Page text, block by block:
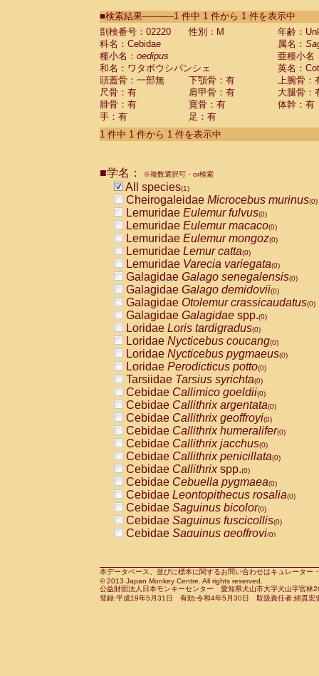
CebidaeSaguinus labiatus(0)
Cebidae Saguinus leucopus (0)
Cebidae
Cebidae
CebidaeSaguinus nigricollis (0)
Cebidae Saguinus oedipus
Cebidae Saguinus weddelli
Cebidae Saguinusspp.
Cebidae Aotus trivirgatus
Cebidae Cebus albifrons
CebidaeCebus nigrivittatus
CebidaeCebus
CebidaeSaimiri boliviensis(0)
CebidaeSaimiri sciureus(0)
AtelidaeAlouatta caraya(0)
AtelidaeAlouatta fusca(0)
AtelidaeAlouatta seniculus
AtelidaeAlouattaspp.(0)
AtelidaeAteles belzebuth(0)
AtelidaeAteles geoffroyi(0)
AtelidaeAteles paniscus(0)
AtelidaeAtelesspp.(0)
Atelidae Lagothrix lagothricha
AtelidaeLagothrix lagothricha cana
PitheciidaeCacajao calvus
PitheciidaeCallicebus cupreus
PitheciidaeCallicebus donacophilus
PitheciidaeCallicebus moloch
PitheciidaeCallicebus torquatus
PitheciidaeCallicebusspp.(0)
PitheciidaeChiropotes satanas(0)
PitheciidaePithecia monachus
PitheciidaePithecia pithecia(0)
CercopithecidaeCercocebus agilis
CercopithecidaeCercocebus
CercopithecidaeCercocebus
CercopithecidaeCercocebus
CercopithecidaeCercocebus
CercopithecidaeCercocebushybrid
CercopithecidaePapio anubis(0)
CercopithecidaePapio cynocephalus
CercopithecidaePapio hamadryas(0)
■検索結果-----------1 件中 1 件から 1 件を表示中
剖検番号：02220
性別：M
年齢：
科名：Cebidae
属名：
種小名： oedipus
亜種小名
和名：ワタボウシパンシェ
英名：
頭蓋骨：一部無
下顎骨：有
上腕骨：
尺骨：有
肩甲骨：有
大腿骨：
腓骨：有
寛骨：有
体幹：有
手：有
足：有
1 件中 1 件から 1 件を表示中
■学名： ※複数選択可・or検索
All species(1)
Cheirogaleidae Microcebus murinus(0)
Lemuridae Eulemur fulvus(0)
Lemuridae Eulemur macaco(0)
Lemuridae Eulemur mongoz(0)
Lemuridae Lemur catta(0)
Lemuridae Varecia variegata(0)
Galagidae Galago senegalensis(0)
Galagidae Galago demidovii(0)
Galagidae Otolemur crassicaudatus(0)
Galagidae Galagidae spp.(0)
Loridae Loris tardigradus(0)
Loridae Nycticebus coucang(0)
Loridae Nycticebus pygmaeus(0)
Loridae Perodicticus potto(0)
Tarsiidae Tarsius syrichta(0)
Cebidae Callimico goeldii(0)
Cebidae Callithrix argentata(0)
Cebidae Callithrix geoffroyi(0)
Cebidae Callithrix humeralifer(0)
Cebidae Callithrix jacchus(0)
Cebidae Callithrix penicillata(0)
Cebidae Callithrixspp.(0)
Cebidae Cebuella pygmaea(0)
Cebidae Leontopithecus rosalia(0)
Cebidae Saguinus bicolor(0)
Cebidae Saguinus fuscicollis(0)
Cebidae Saguinus geoffroyi(0)
CebidaeSaguinus leucopus(0)
CebidaeSaguinus midas(0)
Cebidae Saguinus mystax(0)
本データベース、並びに標本に関するお問い合わせはキュレータ
© 2013 Japan Monkey Centre. All rights reserved.
公益財団法人日本モンキーセンター 愛知県犬山市大字犬山字官
登録:平成19年5月31日 有効:令和4年5月30日 取扱責任者:綿貫宏